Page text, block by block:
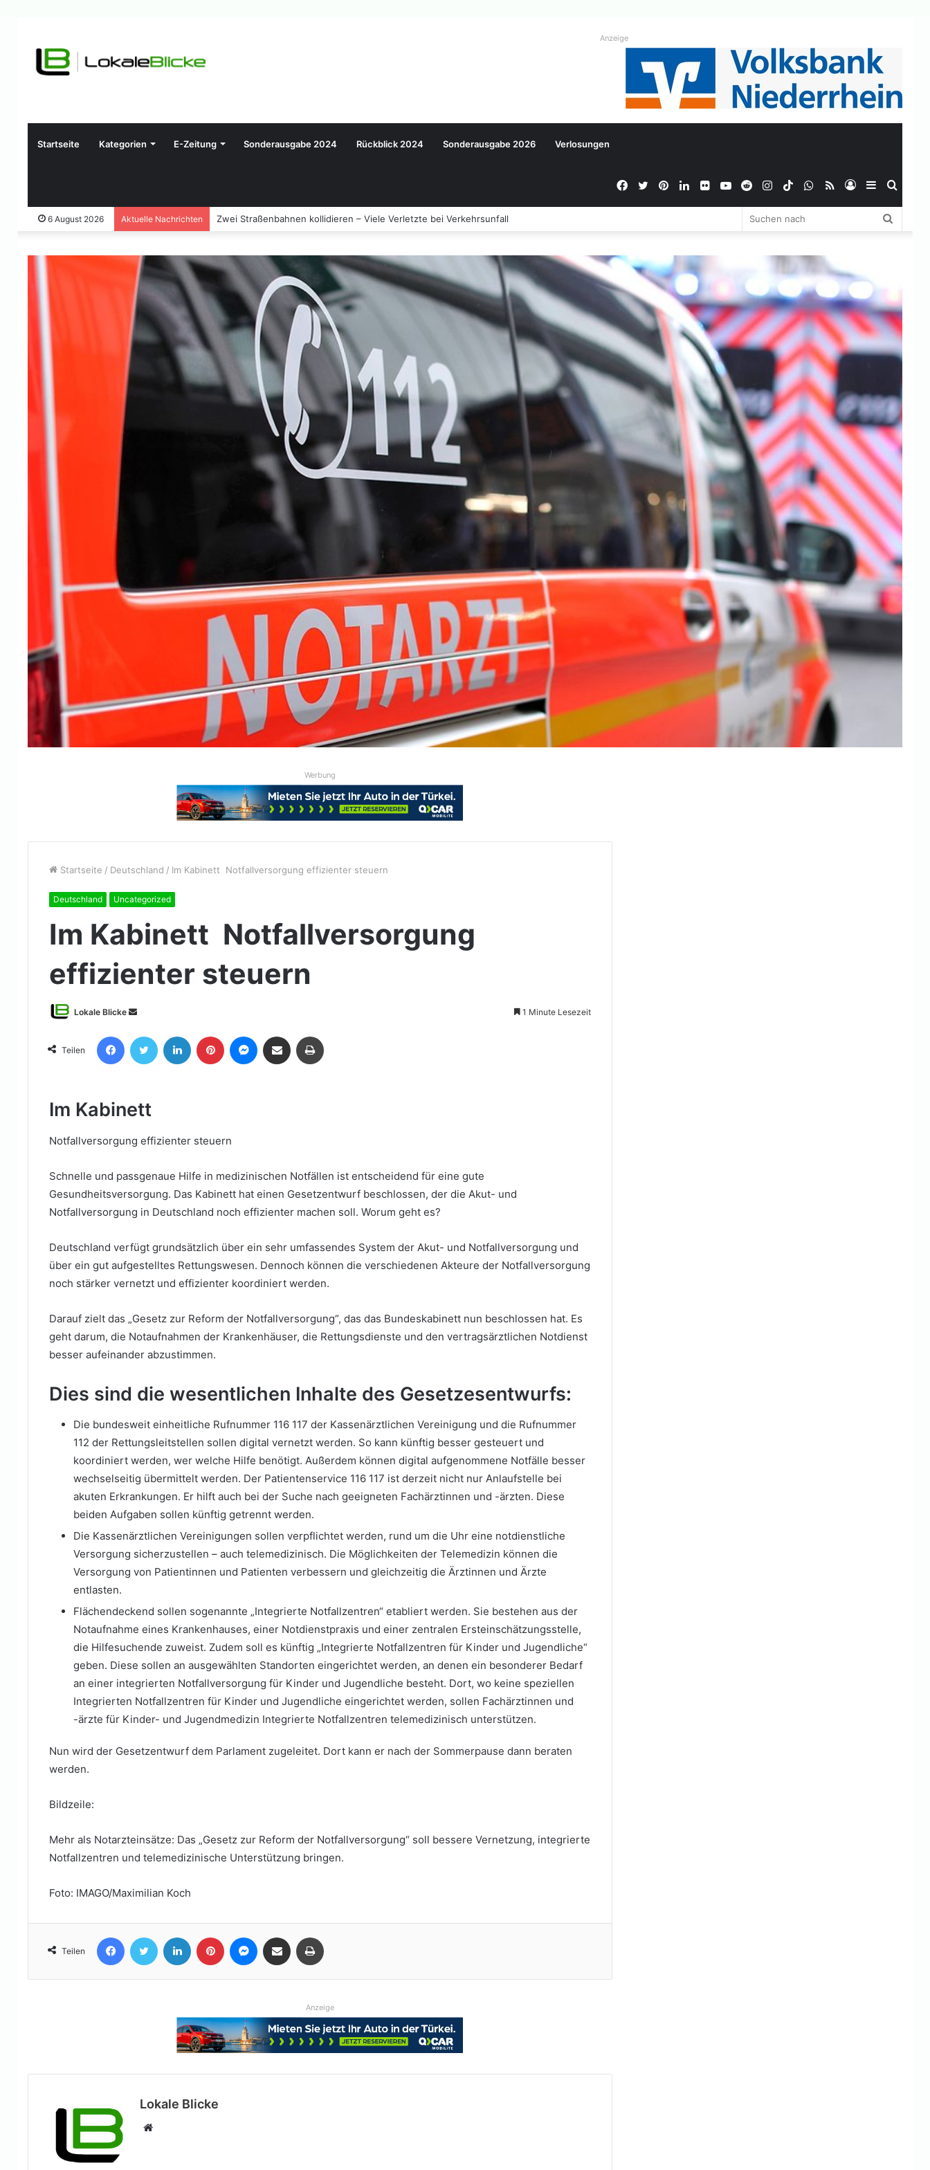
Anzeige
Startseite Kategorien E-Zeitung Sonderausgabe 2024 Rückblick 2024 Sonderausgabe 2026 Verlosungen
Sidebar
Anmelden
RSS
WhatsApp
TikTok
Instagram
Reddit
YouTube
Flickr
LinkedIn
Pinterest
Twitter
Facebook
6 August 2026 Aktuelle Nachrichten Zwei Straßenbahnen kollidieren – Viele Verletzte bei Verkehrsunfall
Werbung
Startseite / Deutschland / Im Kabinett Notfallversorgung effizienter steuern
Deutschland Uncategorized
Im Kabinett Notfallversorgung
effizienter steuern
Lokale Blicke
Sende
eine
E-
1 Minute Lesezeit
Teilen
FacebookTwitter LinkedIn Pinterest Messenger
Teile per E-Mail
Im Kabinett
Notfallversorgung effizienter steuern
Schnelle und passgenaue Hilfe in medizinischen Notfällen ist entscheidend für eine gute
Gesundheitsversorgung. Das Kabinett hat einen Gesetzentwurf beschlossen, der die Akut- und
Notfallversorgung in Deutschland noch effizienter machen soll. Worum geht es?
Deutschland verfügt grundsätzlich über ein sehr umfassendes System der Akut- und Notfallversorgung und
über ein gut aufgestelltes Rettungswesen. Dennoch können die verschiedenen Akteure der Notfallversorgung
noch stärker vernetzt und effizienter koordiniert werden.
Darauf zielt das „Gesetz zur Reform der Notfallversorgung“, das das Bundeskabinett nun beschlossen hat. Es
geht darum, die Notaufnahmen der Krankenhäuser, die Rettungsdienste und den vertragsärztlichen Notdienst
besser aufeinander abzustimmen.
Dies sind die wesentlichen Inhalte des Gesetzesentwurfs:
Die bundesweit einheitliche Rufnummer 116 117 der Kassenärztlichen Vereinigung und die Rufnummer
112 der Rettungsleitstellen sollen digital vernetzt werden. So kann künftig besser gesteuert und
koordiniert werden, wer welche Hilfe benötigt. Außerdem können digital aufgenommene Notfälle besser
wechselseitig übermittelt werden. Der Patientenservice 116 117 ist derzeit nicht nur Anlaufstelle bei
akuten Erkrankungen. Er hilft auch bei der Suche nach geeigneten Fachärztinnen und -ärzten. Diese
beiden Aufgaben sollen künftig getrennt werden.
Die Kassenärztlichen Vereinigungen sollen verpflichtet werden, rund um die Uhr eine notdienstliche
Versorgung sicherzustellen – auch telemedizinisch. Die Möglichkeiten der Telemedizin können die
Versorgung von Patientinnen und Patienten verbessern und gleichzeitig die Ärztinnen und Ärzte
entlasten.
Flächendeckend sollen sogenannte „Integrierte Notfallzentren“ etabliert werden. Sie bestehen aus der
Notaufnahme eines Krankenhauses, einer Notdienstpraxis und einer zentralen Ersteinschätzungsstelle,
die Hilfesuchende zuweist. Zudem soll es künftig „Integrierte Notfallzentren für Kinder und Jugendliche“
geben. Diese sollen an ausgewählten Standorten eingerichtet werden, an denen ein besonderer Bedarf
an einer integrierten Notfallversorgung für Kinder und Jugendliche besteht. Dort, wo keine speziellen
Integrierten Notfallzentren für Kinder und Jugendliche eingerichtet werden, sollen Fachärztinnen und
-ärzte für Kinder- und Jugendmedizin Integrierte Notfallzentren telemedizinisch unterstützen.
Nun wird der Gesetzentwurf dem Parlament zugeleitet. Dort kann er nach der Sommerpause dann beraten
werden.
Bildzeile:
Mehr als Notarzteinsätze: Das „Gesetz zur Reform der Notfallversorgung“ soll bessere Vernetzung, integrierte
Notfallzentren und telemedizinische Unterstützung bringen.
Foto: IMAGO/Maximilian Koch
Teilen
FacebookTwitter LinkedIn Pinterest Messenger
Teile per E-Mail
Anzeige
Lokale Blicke
Webseite